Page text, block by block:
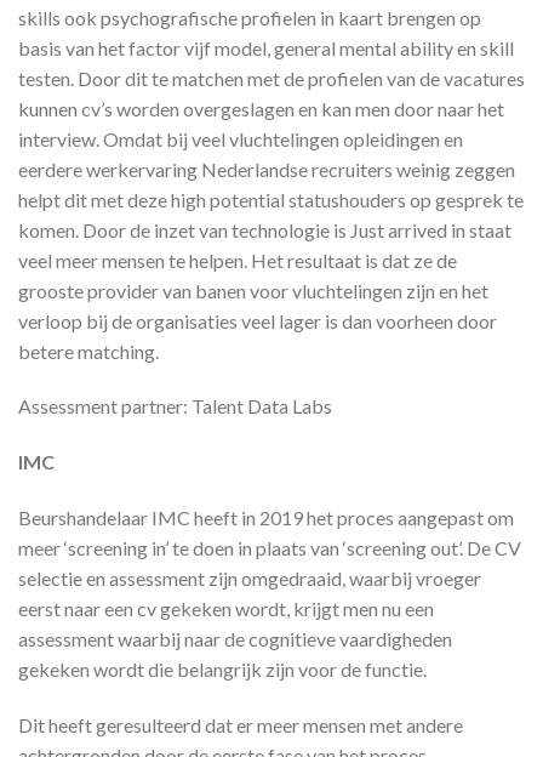
skills ook psychografische profielen in kaart brengen op
basis van het factor vijf model, general mental ability en skill
testen. Door dit te matchen met de profielen van de vacatures
kunnen cv’s worden overgeslagen en kan men door naar het
interview. Omdat bij veel vluchtelingen opleidingen en
eerdere werkervaring Nederlandse recruiters weinig zeggen
helpt dit met deze high potential statushouders op gesprek te
komen. Door de inzet van technologie is Just arrived in staat
veel meer mensen te helpen. Het resultaat is dat ze de
grooste provider van banen voor vluchtelingen zijn en het
verloop bij de organisaties veel lager is dan voorheen door
betere matching.
Assessment partner: Talent Data Labs
IMC
Beurshandelaar IMC heeft in 2019 het proces aangepast om
meer ‘screening in’ te doen in plaats van ‘screening out’. De CV
selectie en assessment zijn omgedraaid, waarbij vroeger
eerst naar een cv gekeken wordt, krijgt men nu een
assessment waarbij naar de cognitieve vaardigheden
gekeken wordt die belangrijk zijn voor de functie.
Dit heeft geresulteerd dat er meer mensen met andere